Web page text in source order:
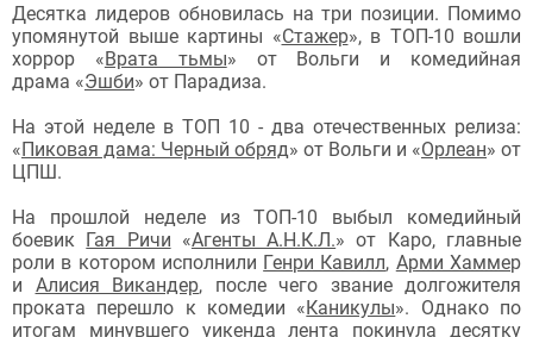
Десятка лидеров обновилась на три позиции. Помимо
упомянутой выше картины «Стажер», в ТОП-10 вошли
хоррор «Врата тьмы» от Вольги и комедийная
драма «Эшби» от Парадиза.
На этой неделе в ТОП 10 - два отечественных релиза:
«Пиковая дама: Черный обряд» от Вольги и «Орлеан» от
ЦПШ.
На прошлой неделе из ТОП-10 выбыл комедийный
боевик Гая Ричи «Агенты А.Н.К.Л.» от Каро, главные
роли в котором исполнили Генри Кавилл, Арми Хаммер
и Алисия Викандер, после чего звание долгожителя
проката перешло к комедии «Каникулы». Однако по
итогам минувшего уикенда лента покинула десятку